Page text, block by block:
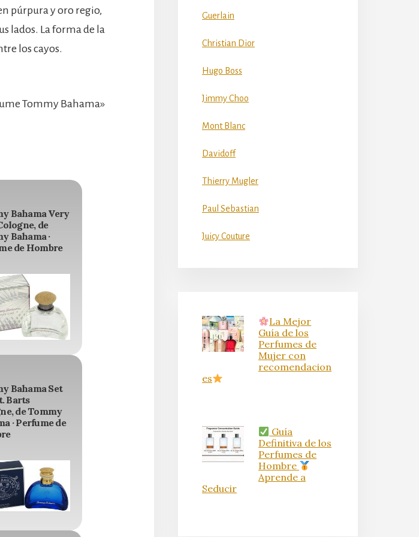
púrpura y oro regio,
lados. La forma de la
los cayos.
Tommy Bahama»
Bahama Very
de
Bahama ·
de Hombre
Bahama Set
Barts
de Tommy
· Perfume de
Guerlain
Christian Dior
Hugo Boss
Jimmy Choo
Mont Blanc
Davidoff
Thierry Mugler
Paul Sebastian
Juicy Couture
La Mejor
Guía de los
Perfumes de
Mujer con
recomendacion
es
Guía
Definitiva de los
Perfumes de
Hombre
Aprende a
Seducir